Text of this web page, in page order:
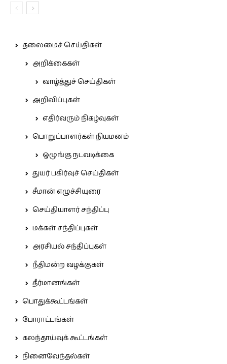
தலைமைச் செய்திகள்
அறிக்கைகள்
வாழ்த்துச் செய்திகள்
அறிவிப்புகள்
எதிர்வரும் நிகழ்வுகள்
பொறுப்பாளர்கள் நியமனம்
ஒழுங்கு நடவடிக்கை
துயர் பகிர்வுச் செய்திகள்
சீமான் எழுச்சியுரை
செய்தியாளர் சந்திப்பு
மக்கள் சந்திப்புகள்
அரசியல் சந்திப்புகள்
நீதிமன்ற வழக்குகள்
தீர்மானங்கள்
பொதுக்கூட்டங்கள்
போராட்டங்கள்
கலந்தாய்வுக் கூட்டங்கள்
நினைவேந்தல்கள்